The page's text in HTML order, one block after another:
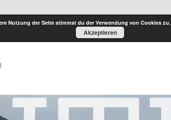
Nutzung der Seite stimmst du der Verwendung von Cookies zu.
Akzeptieren